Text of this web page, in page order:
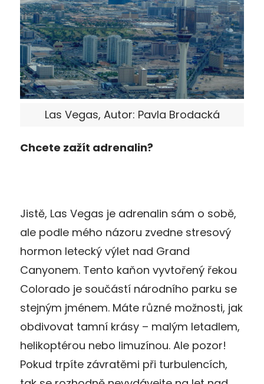
Las Vegas, Autor: Pavla Brodacká
Chcete zažít adrenalin?
Jistě, Las Vegas je adrenalin sám o sobě,
ale podle mého názoru zvedne stresový
hormon letecký výlet nad Grand
Canyonem. Tento kaňon vyvtořený řekou
Colorado je součástí národního parku se
stejným jménem. Máte různé možnosti, jak
obdivovat tamní krásy – malým letadlem,
helikoptérou nebo limuzínou. Ale pozor!
Pokud trpíte závratěmi při turbulencích,